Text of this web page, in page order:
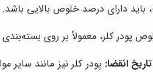
باید دارای درصد خلوص بالایی باشد.
پودر کلر، معمولاً بر روی
انقضا: پودر کلر نیز مانند